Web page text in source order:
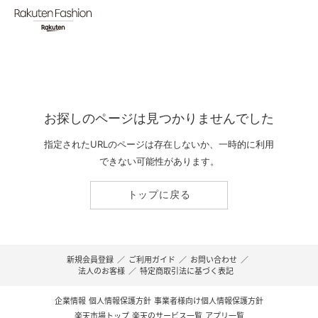
お探しのページは見つかりませんでした
指定されたURLのページは存在しないか、一時的に利用
できない可能性があります。
トップに戻る
新規会員登録 ／ ご利用ガイド ／ お問い合わせ ／
法人のお客様 ／ 特定商取引法に基づく表記
企業情報 個人情報保護方針 事業者様向け個人情報保護方針
楽天市場トップ 楽天のサービス一覧 アプリ一覧